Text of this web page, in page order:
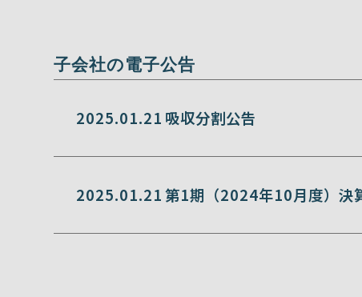
子会社の電子公告
2025.01.21 吸収分割公告
2025.01.21第1期（2024年10月度）決